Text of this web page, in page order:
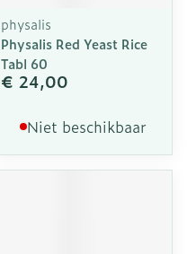
physalis
Physalis Red Yeast Rice
Tabl 60
€ 24,00
Niet beschikbaar